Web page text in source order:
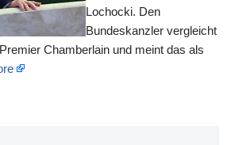
Lochocki. Den
Bundeskanzler vergleicht
Chamberlain und meint das als